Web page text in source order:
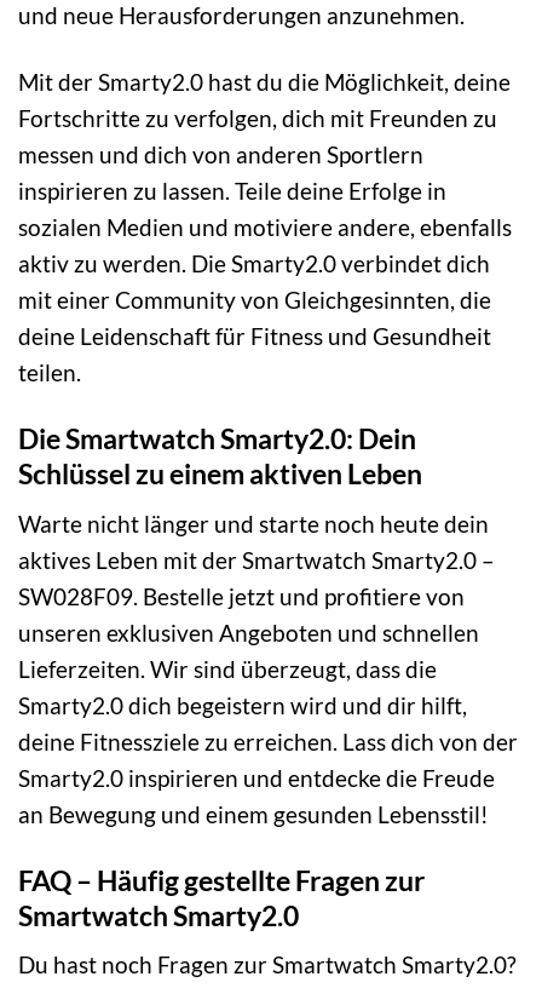
und neue Herausforderungen anzunehmen.
Mit der Smarty2.0 hast du die Möglichkeit, deine
Fortschritte zu verfolgen, dich mit Freunden zu
messen und dich von anderen Sportlern
inspirieren zu lassen. Teile deine Erfolge in
sozialen Medien und motiviere andere, ebenfalls
aktiv zu werden. Die Smarty2.0 verbindet dich
mit einer Community von Gleichgesinnten, die
deine Leidenschaft für Fitness und Gesundheit
teilen.
Die Smartwatch Smarty2.0: Dein
Schlüssel zu einem aktiven Leben
Warte nicht länger und starte noch heute dein
aktives Leben mit der Smartwatch Smarty2.0 –
SW028F09. Bestelle jetzt und profitiere von
unseren exklusiven Angeboten und schnellen
Lieferzeiten. Wir sind überzeugt, dass die
Smarty2.0 dich begeistern wird und dir hilft,
deine Fitnessziele zu erreichen. Lass dich von der
Smarty2.0 inspirieren und entdecke die Freude
an Bewegung und einem gesunden Lebensstil!
FAQ – Häufig gestellte Fragen zur
Smartwatch Smarty2.0
Du hast noch Fragen zur Smartwatch Smarty2.0?